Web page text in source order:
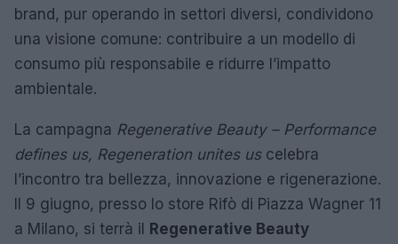
brand, pur operando in settori diversi, condividono
una visione comune: contribuire a un modello di
consumo più responsabile e ridurre l’impatto
ambientale.
La campagna Regenerative Beauty – Performance
defines us, Regeneration unites uscelebra
l’incontro tra bellezza, innovazione e rigenerazione.
Il 9 giugno, presso lo store Rifò di Piazza Wagner 11
a Milano, si terrà il
Regenerative Beauty